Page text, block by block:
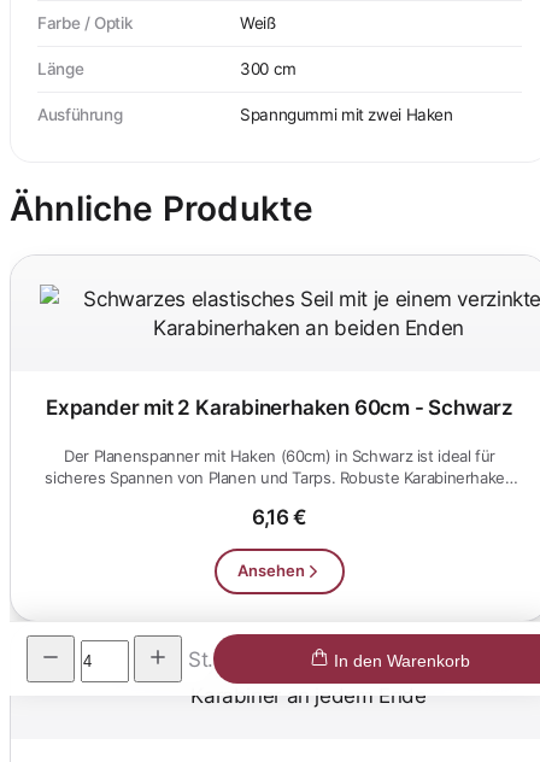
Farbe / Optik Weiß
Länge 300 cm
Ausführung Spanngummi mit zwei Haken
Ähnliche Produkte
Expander mit 2 Karabinerhaken 60cm - Schwarz
Der Planenspanner mit Haken (60cm) in Schwarz ist ideal für
sicheres Spannen von Planen und Tarps. Robuste Karabinerhaken
6,16 €
Ansehen
St. In den Warenkorb